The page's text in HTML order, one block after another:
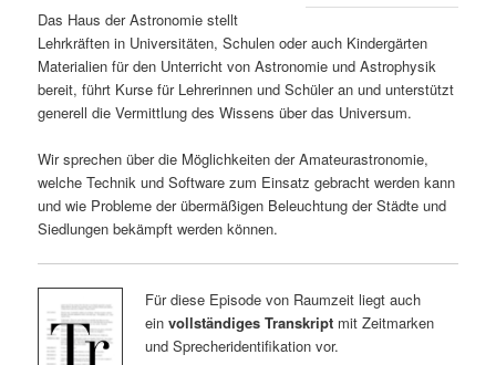
Das Haus der Astronomie stellt
Lehrkräften in Universitäten, Schulen oder auch Kindergärten
Materialien für den Unterricht von Astronomie und Astrophysik
bereit, führt Kurse für Lehrerinnen und Schüler an und unterstützt
generell die Vermittlung des Wissens über das Universum.
Wir sprechen über die Möglichkeiten der Amateurastronomie,
welche Technik und Software zum Einsatz gebracht werden kann
und wie Probleme der übermäßigen Beleuchtung der Städte und
Siedlungen bekämpft werden können.
Für diese Episode von Raumzeit liegt auch
ein vollständiges Transkriptmit Zeitmarken
und Sprecheridentifikation vor.